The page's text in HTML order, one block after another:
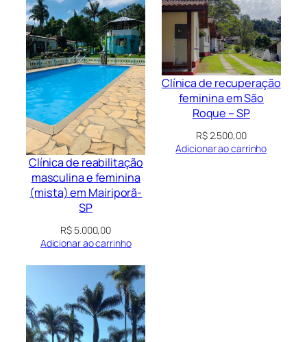
Clínica de reabilitação
masculina e feminina
(mista) em Mairiporã-
SP
R$ 5.000,00
Adicionar ao carrinho
Clínica de recuperação
feminina em São
Roque – SP
R$2.500,00
Adicionar ao carrinho